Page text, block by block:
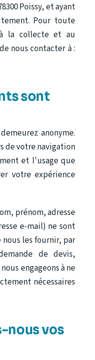
Poissy, et ayant
Pour toute
la collecte et au
nous contacter à :
sont
anonyme.
de votre navigation
et l'usage que
votre expérience
prénom, adresse
e-mail) ne sont
les fournir, par
de devis,
engageons à ne
nécessaires
nous vos